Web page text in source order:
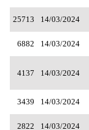
14/03/2024
25713
14/03/2024
6882
14/03/2024
4137
14/03/2024
3439
14/03/2024
2822